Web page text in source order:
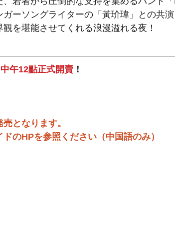
ーソングライターの「黃玠瑋」との共演
を堪能させてくれる浪漫溢れる夜！
午12點正式開賣 ！
となります。
のHPを参照ください（中国語のみ）